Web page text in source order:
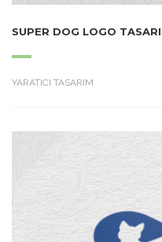
SUPER DOG LOGO
YARATICI TASARIM